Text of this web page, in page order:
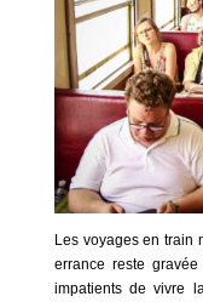
Les voyages en train
errance reste
impatients de vivre